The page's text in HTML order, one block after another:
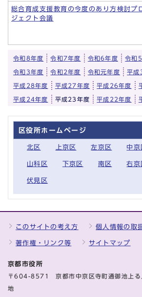
総合育成支援教育の今度のあり方検討プ
ジェクト会議
令和8年度 令和7年度 令和6年度 令和
令和3年度 令和2年度 令和元年度 平成
平成28年度 平成27年度 平成26年度
平成24年度 平成23年度 平成22年度
区役所ホームページ
北区 上京区 左京区 中京
山科区 下京区 南区 右京
伏見区
このサイトの考え方 個人情報の取
著作権・リンク等 サイトマップ
京都市役所
〒604-8571 京都市中京区寺町通御池上る
地